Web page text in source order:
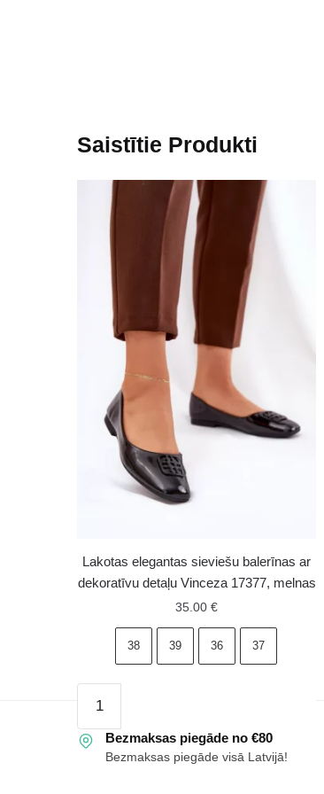
Saistītie Produkti
Lakotas elegantas sieviešu balerīnas ar
dekoratīvu detaļu Vinceza 17377, melnas
35.00 €
38 39 36 37
elegantas
sieviešu
balerīnas
Bezmaksas piegāde no €80
Bezmaksas piegāde visā Latvijā!